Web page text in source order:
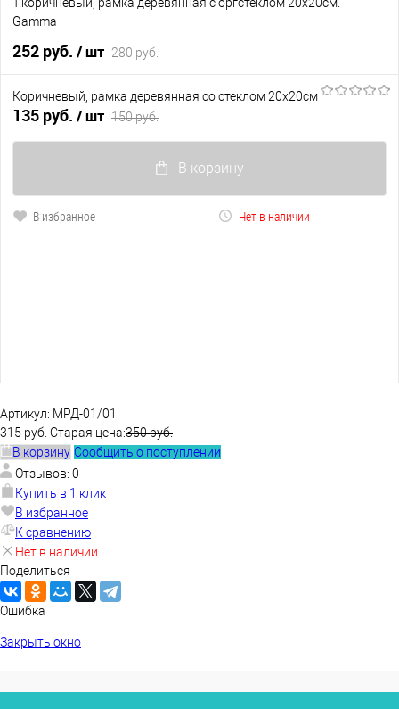
Т.коричневый, рамка деревянная с оргстеклом 20х20см.
Gamma
252 руб. / шт 280 руб.
В корзину
Коричневый, рамка деревянная со стеклом 20х20см
135 руб. / шт 150 руб.
В корзину
В избранное Нет в наличии
Артикул: МРД-01/01
315 руб. Старая цена:350 руб.
В корзину Сообщить о поступлении
Отзывов: 0
Купить в 1 клик
В избранное
К сравнению
Нет в наличии
Поделиться
Ошибка
Закрыть окно